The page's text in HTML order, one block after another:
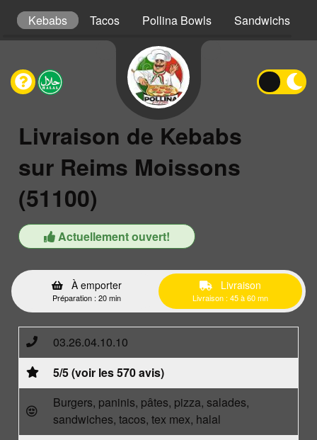
Kebabs Tacos Pollina Bowls Sandwichs
Livraison de Kebabs
sur Reims Moissons
(51100)
Actuellement ouvert!
À emporter
Préparation : 20 min
Livraison
Livraison : 45 à 60 mn
03.26.04.10.10
5/5 (voir les 570 avis)
Burgers, paninis, pâtes, pizza, salades,
sandwiches, tacos, tex mex, halal